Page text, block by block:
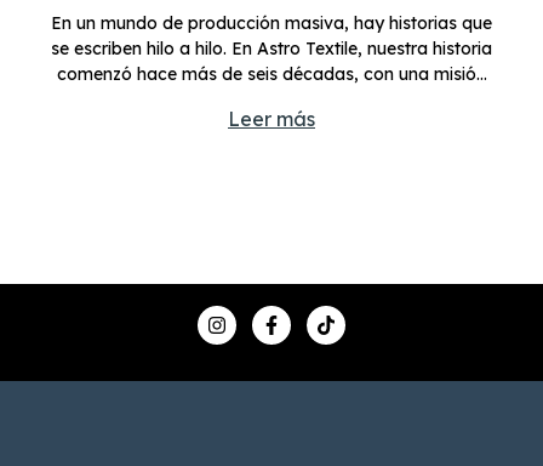
En un mundo de producción masiva, hay historias que
se escriben hilo a hilo. En Astro Textile, nuestra historia
comenzó hace más de seis décadas, con una misión
telares europeos.
Leer más